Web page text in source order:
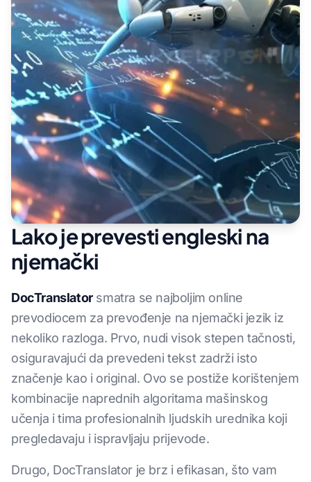
Lako je prevesti engleski na
njemački
DocTranslatorsmatra se najboljim online
prevodiocem za prevođenje na njemački jezik iz
nekoliko razloga. Prvo, nudi visok stepen tačnosti,
osiguravajući da prevedeni tekst zadrži isto
značenje kao i original. Ovo se postiže korištenjem
kombinacije naprednih algoritama mašinskog
učenja i tima profesionalnih ljudskih urednika koji
pregledavaju i ispravljaju prijevode.
Drugo, DocTranslator je brz i efikasan, što vam